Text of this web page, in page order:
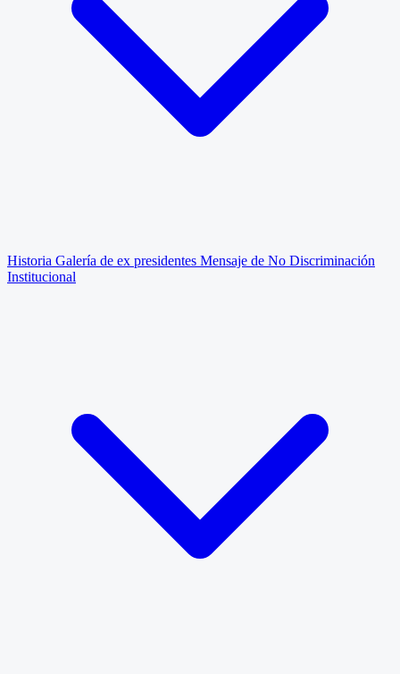
Historia Galería de ex presidentes Mensaje de No Discriminación
Institucional